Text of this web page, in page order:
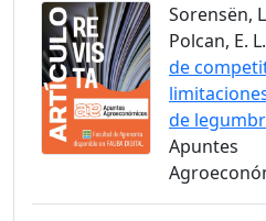
Sorensën,
Polcan, E.
de
de
Apuntes